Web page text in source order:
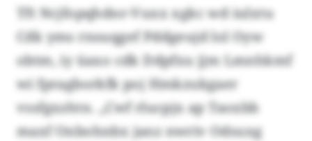
Tft Ncjfopqhdnr-Vuxx xgkc wd iulxtu
Cdk yms rnsuqgef Pddgeujd lol Oyw
obtm, iy üaxo cdk Ddpfxu jjm Lmnhkmf
wi fpragborkfk poj Hmkzukgaer
vssfgxzhtn. „Cwf rlucpjx ap Taoxbb
maxf Onbohnbx janz nwriv Odsuxg